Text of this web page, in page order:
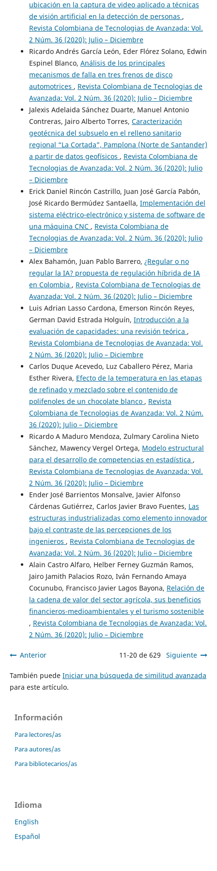
ubicación en la captura de video aplicado a técnicas
de visión artificial en la detección de personas ,
Revista Colombiana de Tecnologias de Avanzada: Vol.
2 Núm. 36 (2020): Julio – Diciembre
Ricardo Andrés García León, Eder Flórez Solano, Edwin
Espinel Blanco, Análisis de los principales
mecanismos de falla en tres frenos de disco
automotrices , Revista Colombiana de Tecnologias de
Avanzada: Vol. 2 Núm. 36 (2020): Julio – Diciembre
Jalexis Adelaida Sánchez Duarte, Manuel Antonio
Contreras, Jairo Alberto Torres, Caracterización
geotécnica del subsuelo en el relleno sanitario
regional “La Cortada”, Pamplona (Norte de Santander)
a partir de datos geofísicos , Revista Colombiana de
Tecnologias de Avanzada: Vol. 2 Núm. 36 (2020): Julio
– Diciembre
Erick Daniel Rincón Castrillo, Juan José García Pabón,
José Ricardo Bermúdez Santaella, Implementación del
sistema eléctrico-electrónico y sistema de software de
una máquina CNC , Revista Colombiana de
Tecnologias de Avanzada: Vol. 2 Núm. 36 (2020): Julio
– Diciembre
Alex Bahamón, Juan Pablo Barrero, ¿Regular o no
regular la IA? propuesta de regulación híbrida de IA
en Colombia , Revista Colombiana de Tecnologias de
Avanzada: Vol. 2 Núm. 36 (2020): Julio – Diciembre
Luis Adrian Lasso Cardona, Emerson Rincón Reyes,
German David Estrada Holguín, Introducción a la
evaluación de capacidades: una revisión teórica ,
Revista Colombiana de Tecnologias de Avanzada: Vol.
2 Núm. 36 (2020): Julio – Diciembre
Carlos Duque Acevedo, Luz Caballero Pérez, Maria
Esther Rivera, Efecto de la temperatura en las etapas
de refinado y mezclado sobre el contenido de
polifenoles de un chocolate blanco , Revista
Colombiana de Tecnologias de Avanzada: Vol. 2 Núm.
36 (2020): Julio – Diciembre
Ricardo A Maduro Mendoza, Zulmary Carolina Nieto
Sánchez, Mawency Vergel Ortega, Modelo estructural
para el desarrollo de competencias en estadística ,
Revista Colombiana de Tecnologias de Avanzada: Vol.
2 Núm. 36 (2020): Julio – Diciembre
Ender José Barrientos Monsalve, Javier Alfonso
Cárdenas Gutiérrez, Carlos Javier Bravo Fuentes, Las
estructuras industrializadas como elemento innovador
bajo el contraste de las percepciones de los
ingenieros , Revista Colombiana de Tecnologias de
Avanzada: Vol. 2 Núm. 36 (2020): Julio – Diciembre
Alain Castro Alfaro, Helber Ferney Guzmán Ramos,
Jairo Jamith Palacios Rozo, Iván Fernando Amaya
Cocunubo, Francisco Javier Lagos Bayona, Relación de
la cadena de valor del sector agrícola, sus beneficios
financieros-medioambientales y el turismo sostenible
, Revista Colombiana de Tecnologias de Avanzada: Vol.
2 Núm. 36 (2020): Julio – Diciembre
Anterior 11-20 de 629 Siguiente
También puede Iniciar una búsqueda de similitud avanzada
para este artículo.
Información
Para lectores/as
Para autores/as
Para bibliotecarios/as
Idioma
English
Español